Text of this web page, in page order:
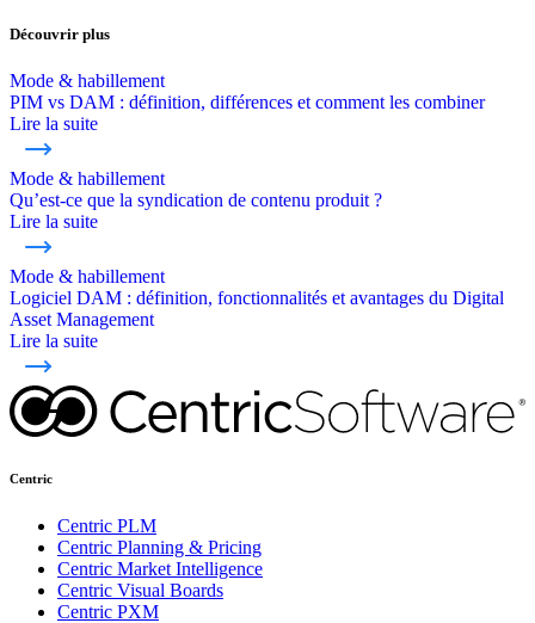
Découvrir plus
Mode & habillement
PIM vs DAM : définition, différences et comment les combiner
Lire la suite
Mode & habillement
Qu’est-ce que la syndication de contenu produit ?
Lire la suite
Mode & habillement
Logiciel DAM : définition, fonctionnalités et avantages du Digital
Asset Management
Lire la suite
Centric
Centric PLM
Centric Planning & Pricing
Centric Market Intelligence
Centric Visual Boards
Centric PXM